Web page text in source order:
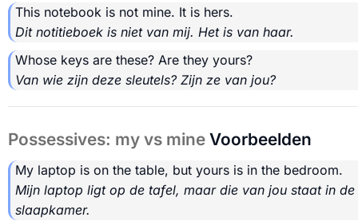
This notebook is not mine. It is hers.
Dit notitieboek is niet van mij. Het is van haar.
Whose keys are these? Are they yours?
Van wie zijn deze sleutels? Zijn ze van jou?
Possessives: my vs mine Voorbeelden
My laptop is on the table, but yours is in the bedroom.
Mijn laptop ligt op de tafel, maar die van jou staat in de
slaapkamer.